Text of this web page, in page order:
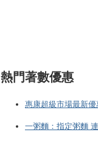
熱門著數優惠
惠康超級市場最新優
一粥麵：指定粥麵